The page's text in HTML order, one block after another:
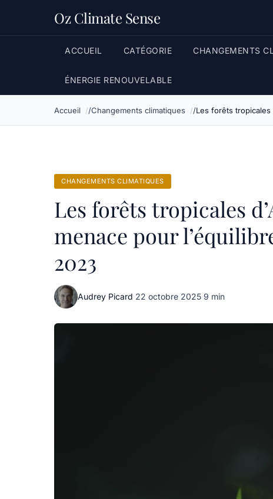
Oz Climate Sense
ACCUEIL CATÉGORIE CHANGEMENTS
ÉNERGIE RENOUVELABLE
Accueil Changements climatiques Les forêts tropicales
CHANGEMENTS CLIMATIQUES
Les forêts tropicales
menace pour
2023
Audrey Picard·22 octobre 2025·9 min